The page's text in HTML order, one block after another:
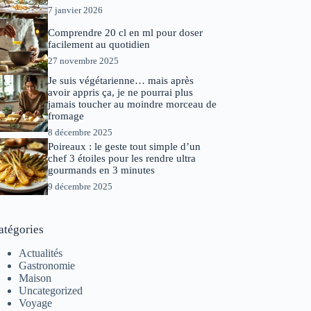
7 janvier 2026
Comprendre 20 cl en ml pour doser
facilement au quotidien
27 novembre 2025
Je suis végétarienne… mais après
avoir appris ça, je ne pourrai plus
jamais toucher au moindre morceau de
fromage
8 décembre 2025
Poireaux : le geste tout simple d’un
chef 3 étoiles pour les rendre ultra
gourmands en 3 minutes
9 décembre 2025
Actualités
Gastronomie
Maison
Uncategorized
Voyage